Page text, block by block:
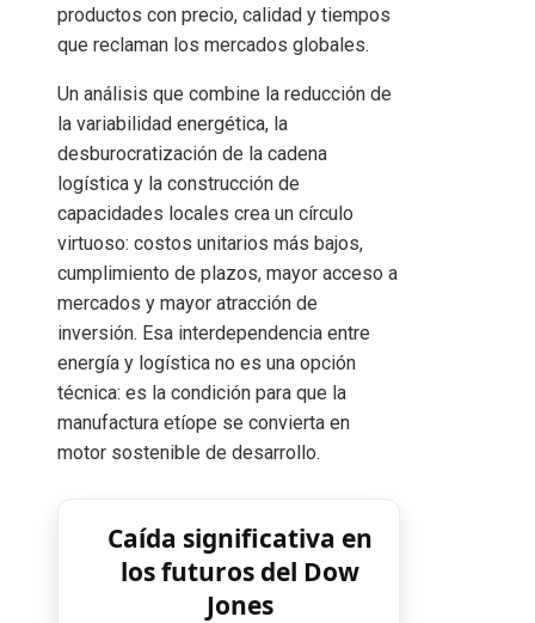
productos con precio, calidad y tiempos
que reclaman los mercados globales.
Un análisis que combine la reducción de
la variabilidad energética, la
desburocratización de la cadena
logística y la construcción de
capacidades locales crea un círculo
virtuoso: costos unitarios más bajos,
cumplimiento de plazos, mayor acceso a
mercados y mayor atracción de
inversión. Esa interdependencia entre
energía y logística no es una opción
técnica: es la condición para que la
manufactura etíope se convierta en
motor sostenible de desarrollo.
Caída significativa en
los futuros del Dow
Jones